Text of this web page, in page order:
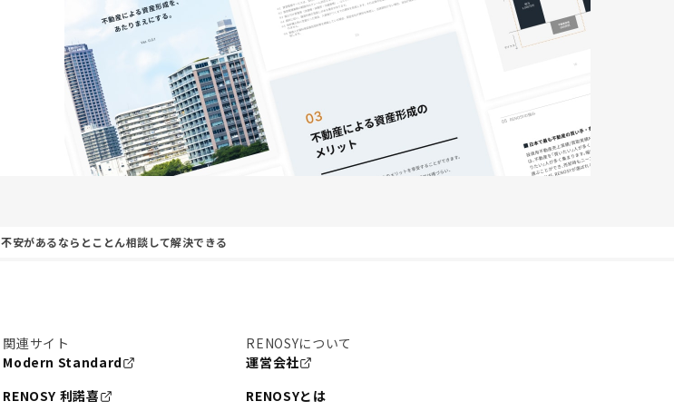
不安があるならとことん相談して解決できる
関連サイト
Modern Standard
RENOSY 利諾喜
RENOSYについて
運営会社
RENOSYとは